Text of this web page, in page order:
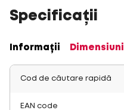
Specificații
Informații Dimensiuni
Cod de căutare rapidă
EAN code